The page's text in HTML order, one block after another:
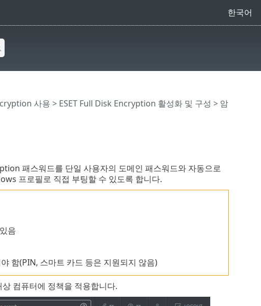
한국어
사용 > ESET Full Disk Encryption 활성화 및 구성 > 암
패스워드를 단일 사용자의 도메인 패스워드와 자동으로
프로필로 직접 부팅할 수 있도록 합니다.
음
함(PIN, 스마트 카드 등은 지원되지 않음)
컴퓨터에 정책을 적용합니다.